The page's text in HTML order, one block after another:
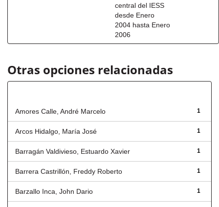
central del IESS
desde Enero
2004 hasta Enero
2006
Otras opciones relacionadas
1
Amores Calle, André Marcelo
1
Arcos Hidalgo, María José
1
Barragán Valdivieso, Estuardo Xavier
1
Barrera Castrillón, Freddy Roberto
1
Barzallo Inca, John Dario